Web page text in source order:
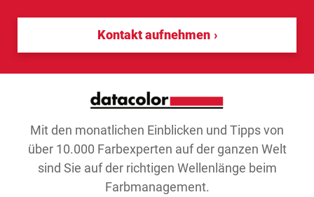
Kontakt aufnehmen
Mit den monatlichen Einblicken und Tipps von
über 10.000 Farbexperten auf der ganzen Welt
sind Sie auf der richtigen Wellenlänge beim
Farbmanagement.